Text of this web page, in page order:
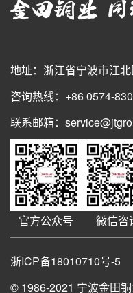
地址：浙江省宁波市江
咨询热线：+86 0574-
联系邮箱：
官方公众号 微信咨
浙ICP备18010710号-5
© 1986-2021 宁波金田